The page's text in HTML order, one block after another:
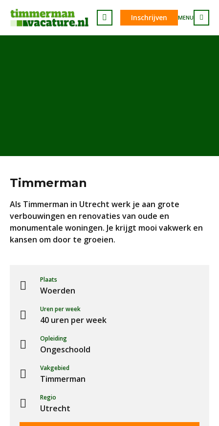
Inschrijven MENU
Timmerman
Als Timmerman in Utrecht werk je aan grote
verbouwingen en renovaties van oude en
monumentale woningen. Je krijgt mooi vakwerk en
kansen om door te groeien.
Plaats
Woerden
Uren per week
40 uren per week
Opleiding
Ongeschoold
Vakgebied
Timmerman
Regio
Utrecht